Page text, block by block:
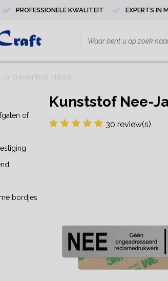
PROFESSIONELE KWALITEIT EXPERTS IN
Ja Brievenbus plaatje
of
bordjes
Kunststof Nee-
30 review(s)